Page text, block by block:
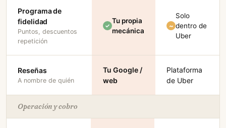
Programa de
fidelidad
Puntos, descuentos
repetición
Tu propia
mecánica
Solo
dentro de
Uber
Reseñas
A nombre de quién
Tu Google /
web
Plataforma
de Uber
Operación y cobro